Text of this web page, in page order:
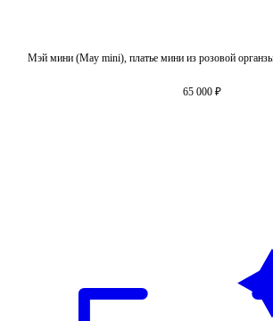
Мэй мини (May mini), платье мини из розовой
65 000 ₽